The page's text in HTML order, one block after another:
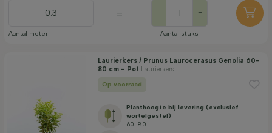
Filter toepassen
Aantal meter
= - +
Aantal stuks
Laurierkers / Prunus Laurocerasus Genolia 60-
80 cm - Pot Laurierkers
Op voorraad
Planthoogte bij levering (exclusief
wortelgestel)
60-80